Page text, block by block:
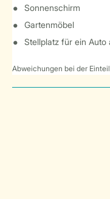
Sonnenschirm
Gartenmöbel
Stellplatz für ein
Abweichungen bei der